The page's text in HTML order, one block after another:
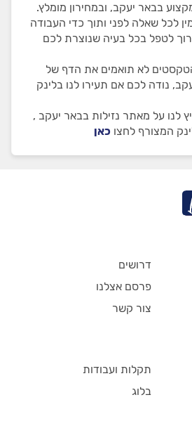
בבאר יעקב, ובמחירון מומלץ.
לכל שאלה לפני ותוך כדי העבודה
לטפל בכל בעיה שנוצרת לכם
לא תואמים את הדף של
נודה לכם אם תעירו לנו בלינק
לנו על מאתר נזילות בבאר יעקב ,
המצורף לחצו כאן
דרושים
פרסם אצלנו
צור קשר
תקלות ועבודות
בלוג